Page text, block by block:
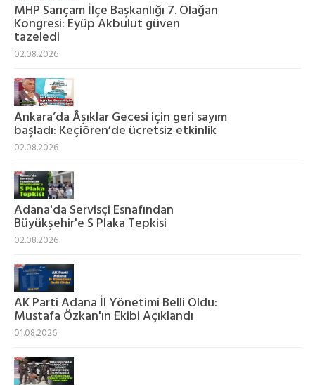
MHP Sarıçam İlçe Başkanlığı 7. Olağan
Kongresi: Eyüp Akbulut güven
tazeledi
02.08.2026
Ankara’da Âşıklar Gecesi için geri sayım
başladı: Keçiören’de ücretsiz etkinlik
02.08.2026
Adana'da Servisçi Esnafından
Büyükşehir'e S Plaka Tepkisi
02.08.2026
AK Parti Adana İl Yönetimi Belli Oldu:
Mustafa Özkan'ın Ekibi Açıklandı
01.08.2026